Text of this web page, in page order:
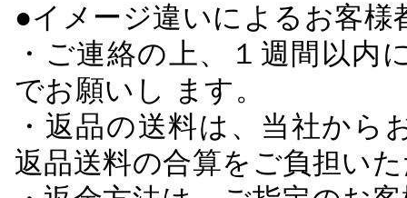
●イメージ違いによるお客
・ご連絡の上、１週間以
でお願いし ます。
・返品の送料は、当社か
返品送料の合算をご負担い